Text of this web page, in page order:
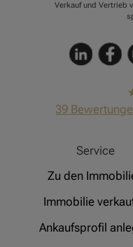
Verkauf und Vertrieb
39
Service
Zu den
Immobilie
Ankaufsprofil